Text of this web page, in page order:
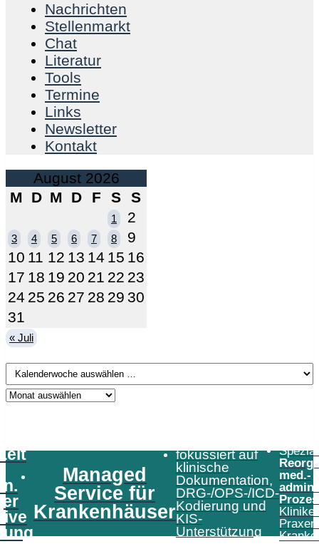
Nachrichten
Stellenmarkt
Chat
Literatur
Tools
Termine
Links
Newsletter
Kontakt
August 2026
M
D M D F S S
1 2
3 4 5 6 7 8
9
10 11 12 13 14 15 16
17 18 19 20 21 22 23
24 25 26 27 28 29 30
31
« Juli
Managed
Service für
Krankenhäuser
fokussiert auf
klinische
Dokumentation,
DRG-/OPS-/ICD-
Kodierung und
KIS-
Unterstützung
med.-